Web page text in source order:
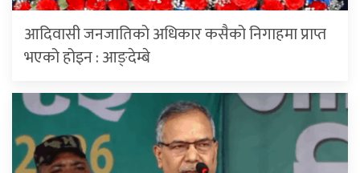
आदिवासी जनजातिको अधिकार कसैको निगाहमा प्राप्त
भएको होइन : आङ्देम्बे